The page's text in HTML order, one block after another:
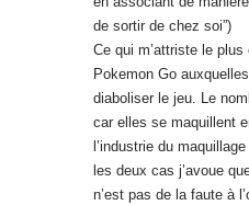
n’est pas de la faute à
Les gens sortent, ils
normal (le cul vissé sur
chose).
Frederic
4 août 2016 à
100kms !